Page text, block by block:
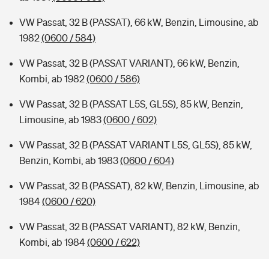
VW Passat, 32 B (PASSAT), 66 kW, Benzin, Limousine, ab
1982(0600 / 584)
VW Passat, 32 B (PASSAT VARIANT), 66 kW, Benzin,
Kombi, ab 1982(0600 / 586)
VW Passat, 32 B (PASSAT L5S, GL5S), 85 kW, Benzin,
Limousine, ab 1983(0600 / 602)
VW Passat, 32 B (PASSAT VARIANT L5S, GL5S), 85 kW,
Benzin, Kombi, ab 1983(0600 / 604)
VW Passat, 32 B (PASSAT), 82 kW, Benzin, Limousine, ab
1984(0600 / 620)
VW Passat, 32 B (PASSAT VARIANT), 82 kW, Benzin,
Kombi, ab 1984(0600 / 622)